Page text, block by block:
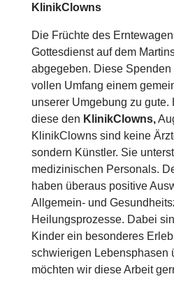
KlinikClowns
Die Früchte des
Gottesdienst auf dem
abgegeben. Diese
vollen Umfang einem
unserer Umgebung zu gute.
diese den KlinikClowns,
KlinikClowns sind keine
sondern Künstler. Sie
medizinischen Personals.
haben überaus positive
Allgemein- und
Heilungsprozesse. Dabei
Kinder ein besonderes
schwierigen Lebensphasen
möchten wir diese Arbeit